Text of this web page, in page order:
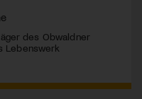
des Obwaldner
Lebenswerk